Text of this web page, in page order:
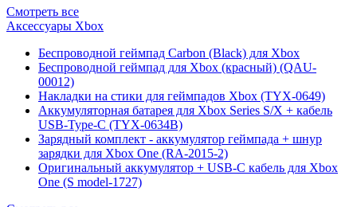
Смотреть все
Аксессуары Xbox
Беспроводной геймпад Carbon (Black) для Xbox
Беспроводной геймпад для Xbox (красный) (QAU-
00012)
Накладки на стики для геймпадов Xbox (TYX-0649)
Аккумуляторная батарея для Xbox Series S/X + кабель
USB-Type-C (TYX-0634B)
Зарядный комплект - аккумулятор геймпада + шнур
зарядки для Xbox One (RA-2015-2)
Оригинальный аккумулятор + USB-C кабель для Xbox
One (S model-1727)